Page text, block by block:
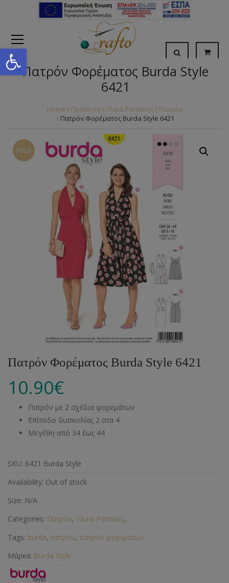
Open toolbar
Πατρόν Φορέματος Burda Style
6421
Home Προϊόντα Υλικά Ραπτικής
Πατρόν
Πατρόν Φορέματος Burda Style 6421
SOLD
Πατρόν Φορέματος Burda Style 6421
10.90€
Πατρόν με 2 σχέδια φορεμάτων
Επίπεδο δυσκολίας 2 στα 4
Μεγέθη από 34 έως 44
SKU: 6421 Burda Style
Availability: Out of stock
Size: N/A
Categories: Πατρόν, Υλικά Ραπτικής.
Tags: burda, πατρόν, πατρόν φορεμάτων.
Μάρκα: Burda Style